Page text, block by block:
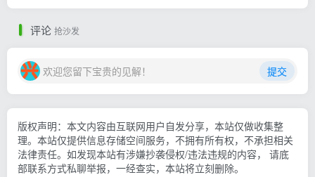
评论 抢沙发
欢迎您留下宝贵的见解！ 提交
版权声明：本文内容由互联网用户自发分享，本站仅做收集整
理。本站仅提供信息存储空间服务，不拥有所有权，不承担相关
法律责任。如发现本站有涉嫌抄袭侵权/违法违规的内容， 请底
部联系方式私聊举报，一经查实，本站将立刻删除。